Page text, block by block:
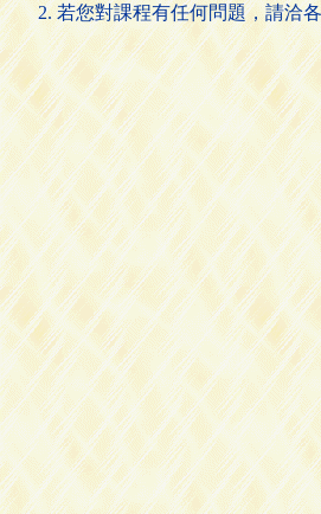
若您對課程有任何問題，請洽